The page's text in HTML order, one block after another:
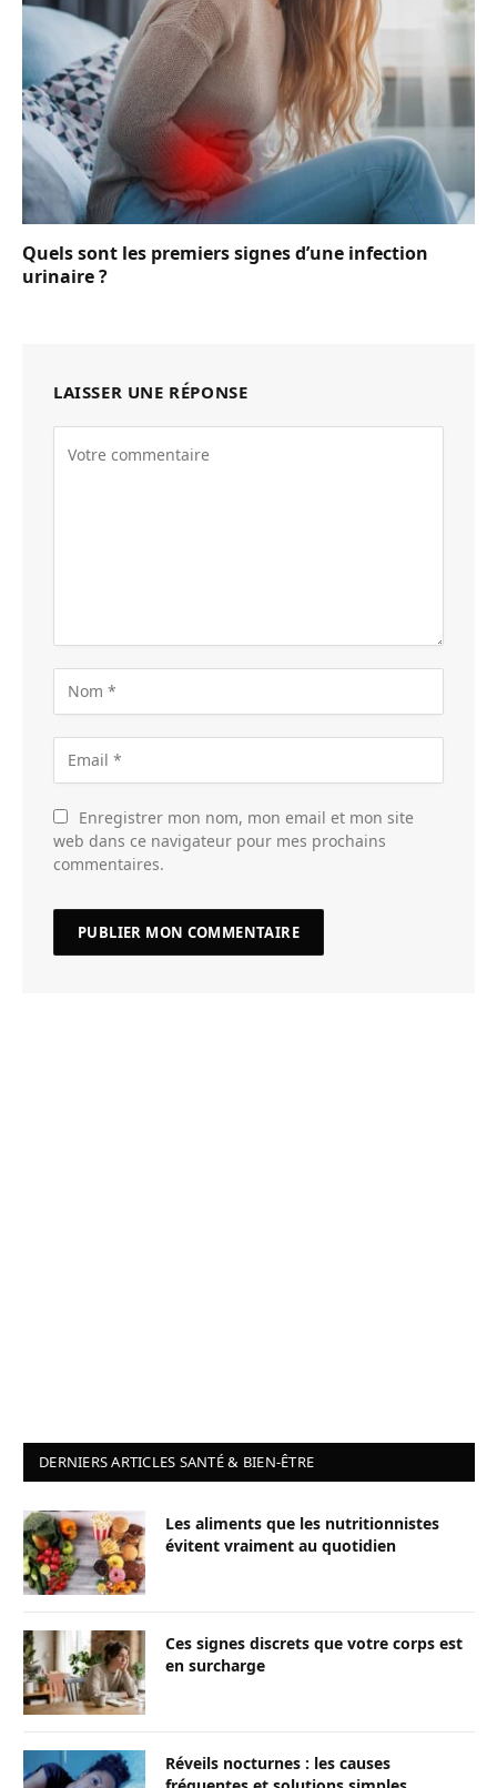
Quels sont les premiers signes d’une infection
urinaire ?
LAISSER UNE RÉPONSE
Enregistrer mon nom, mon email et mon site
web dans ce navigateur pour mes prochains
commentaires.
DERNIERS ARTICLES SANTÉ & BIEN-ÊTRE
Les aliments que les nutritionnistes
évitent vraiment au quotidien
Ces signes discrets que votre corps est
en surcharge
Réveils nocturnes : les causes